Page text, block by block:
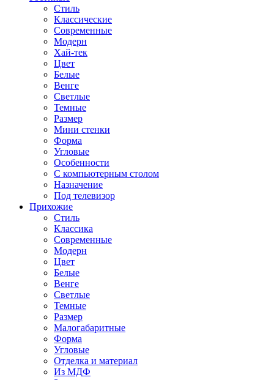
Стиль
Классические
Современные
Модерн
Хай-тек
Цвет
Белые
Венге
Светлые
Темные
Размер
Мини стенки
Форма
Угловые
Особенности
С компьютерным столом
Назначение
Под телевизор
Прихожие
Стиль
Классика
Современные
Модерн
Цвет
Белые
Венге
Светлые
Темные
Размер
Малогабаритные
Форма
Угловые
Отделка и материал
Из МДФ